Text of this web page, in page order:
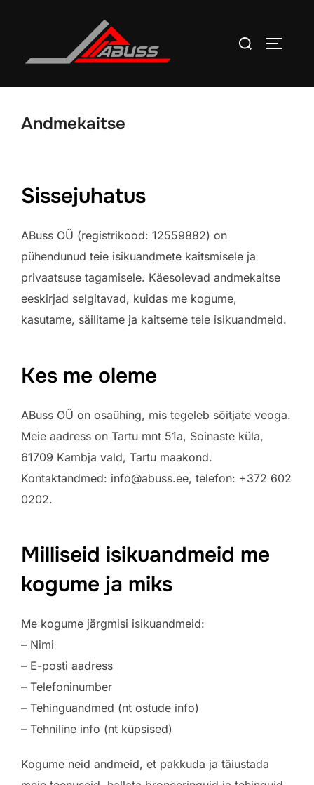
Search
Andmekaitse
Sissejuhatus
ABuss OÜ (registrikood: 12559882) on
pühendunud teie isikuandmete kaitsmisele ja
privaatsuse tagamisele. Käesolevad andmekaitse
eeskirjad selgitavad, kuidas me kogume,
kasutame, säilitame ja kaitseme teie isikuandmeid.
Kes me oleme
ABuss OÜ on osaühing, mis tegeleb sõitjate veoga.
Meie aadress on Tartu mnt 51a, Soinaste küla,
61709 Kambja vald, Tartu maakond.
Kontaktandmed: info@abuss.ee, telefon: +372 602
0202.
Milliseid isikuandmeid me
kogume ja miks
Me kogume järgmisi isikuandmeid:
– Nimi
– E-posti aadress
– Telefoninumber
– Tehinguandmed (nt ostude info)
– Tehniline info (nt küpsised)
Kogume neid andmeid, et pakkuda ja täiustada